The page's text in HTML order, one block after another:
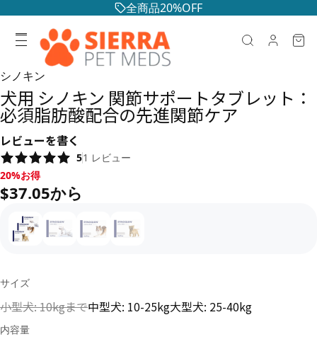
全商品20%OFF
シノキン
犬用 シノキン 関節サポートタブレット：
必須脂肪酸配合の先進関節ケア
レビューを書く
51 レビュー
20%お得, $37.05から
20%お得
$37.05から
サイズ
小型犬: 10kgまで中型犬: 10-25kg大型犬: 25-40kg
内容量